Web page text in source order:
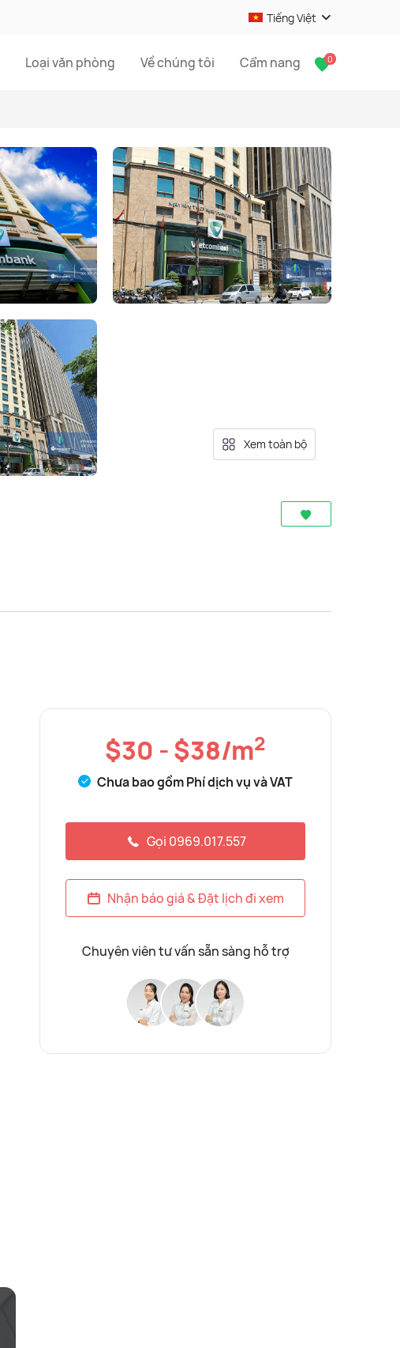
Tiếng Việt
Loại văn phòng Về chúng tôi Cẩm nang 0
Xem toàn bộ
$30 - $38/m2
Chưa bao gồm Phí dịch vụ và VAT
Gọi 0969.017.557
Nhận báo giá & Đặt lịch đi xem
Chuyên viên tư vấn sẵn sàng hỗ trợ